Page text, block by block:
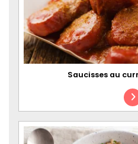
Saucisses au